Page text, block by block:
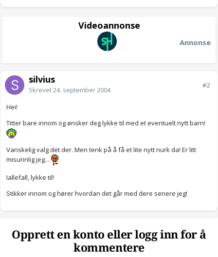
Videoannonse
Annonse
silvius
Skrevet24. september 2004
#2
Hei!
Titter bare innom og ønsker deg lykke til med et eventuelt nytt barn!
Vanskelig valg det der. Men tenk på å få et lite nytt nurk da! Er litt
misunnlig jeg...
Iallefall, lykke til!
Stikker innom og hører hvordan det går med dere senere jeg!
Opprett en konto eller logg inn for å
kommentere